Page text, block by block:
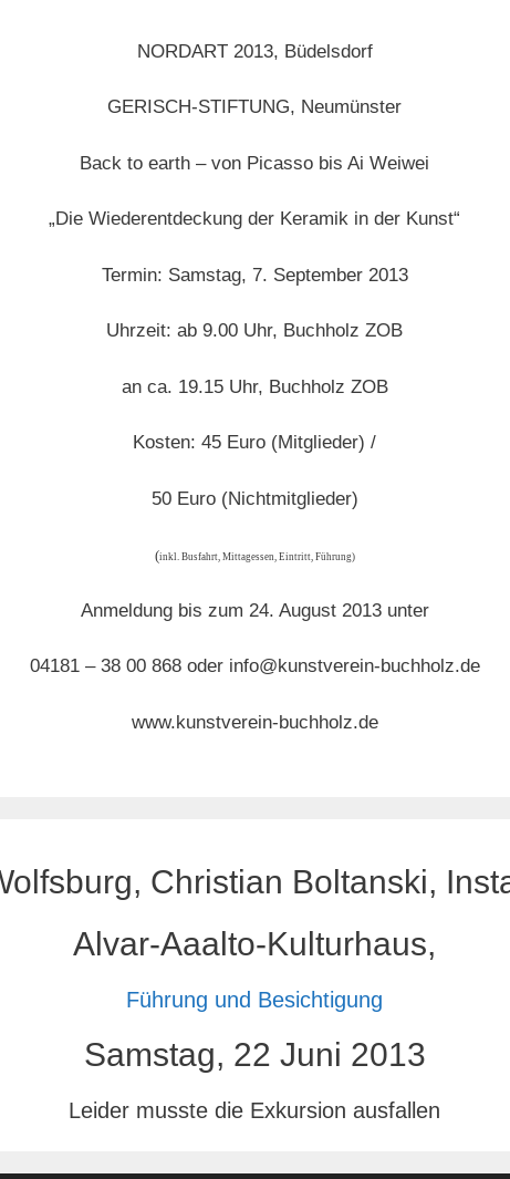
NORDART 2013, Büdelsdorf
GERISCH-STIFTUNG, Neumünster
Back to earth – von Picasso bis Ai Weiwei
„Die Wiederentdeckung der Keramik in der Kunst“
Termin: Samstag, 7. September 2013
Uhrzeit: ab 9.00 Uhr, Buchholz ZOB
an ca. 19.15 Uhr, Buchholz ZOB
Kosten: 45 Euro (Mitglieder) /
50 Euro (Nichtmitglieder)
(inkl. Busfahrt, Mittagessen, Eintritt, Führung)
Anmeldung bis zum 24. August 2013 unter
04181 – 38 00 868 oder info@kunstverein-buchholz.de
www.kunstverein-buchholz.de
Christian Boltanski,
Alvar-Aaalto-Kulturhaus,
Führung und Besichtigung
Samstag, 22 Juni 2013
Leider musste die Exkursion ausfallen